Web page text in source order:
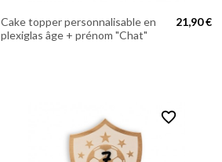
Cake topper personnalisable en
plexiglas âge + prénom "Chat"
21,90 €
favorite_border